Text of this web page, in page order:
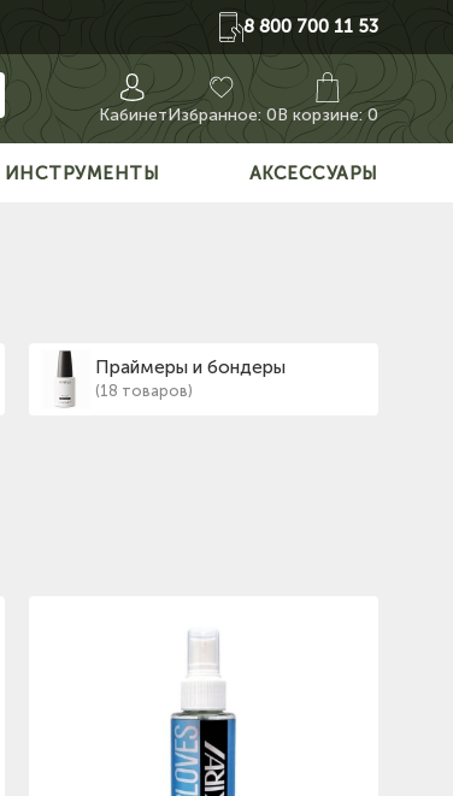
8 800 700 11 53
КабинетИзбранное:0В корзине: 0
ИНСТРУМЕНТЫ АКСЕССУАРЫ
Праймеры и бондеры
(18 товаров)